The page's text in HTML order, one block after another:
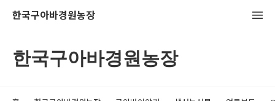
한국구아바경원농장
한국구아바경원농장